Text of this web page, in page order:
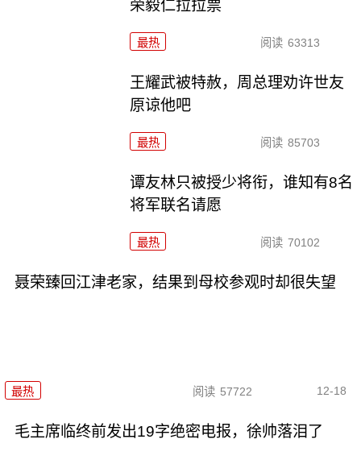
荣毅仁拉拉票
最热 阅读 63313
王耀武被特赦，周总理劝许世友
原谅他吧
最热 阅读 85703
谭友林只被授少将衔，谁知有8名
将军联名请愿
最热 阅读 70102
聂荣臻回江津老家，结果到母校参观时却很失望
最热 阅读 57722 12-18
毛主席临终前发出19字绝密电报，徐帅落泪了